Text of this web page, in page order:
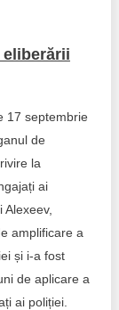
eliberării
17 septembrie
de
la
ai
amplificare a
și i-a fost
de aplicare a
ai poliției.